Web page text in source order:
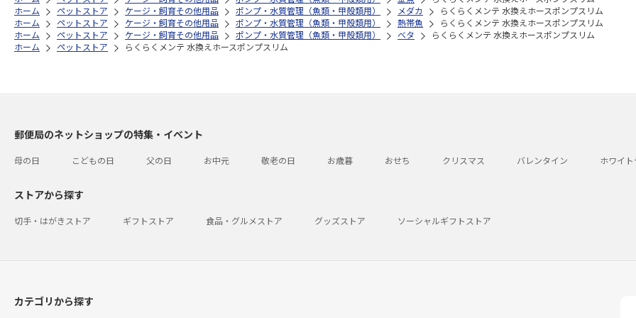
ホーム
ペットストア ケージ・飼育その他用品 ポンプ・水質管理（魚類・甲殻類用） メダカ
らくらくメンテ 水換えホースポンプスリム
ホーム
ペットストア ケージ・飼育その他用品 ポンプ・水質管理（魚類・甲殻類用） 熱帯魚
らくらくメンテ 水換えホースポンプスリム
ホーム
ペットストア ケージ・飼育その他用品 ポンプ・水質管理（魚類・甲殻類用） ベタ
らくらくメンテ 水換えホースポンプスリム
ホーム
ペットストア らくらくメンテ 水換えホースポンプスリム
郵便局のネットショップの特集・イベント
母の日 こどもの日 父の日 お中元 敬老の日 お歳暮 おせち クリスマス バレンタイン ホワイ
ストアから探す
切手・はがきストア ギフトストア 食品・グルメストア グッズストア ソーシャルギフトストア
カテゴリから探す